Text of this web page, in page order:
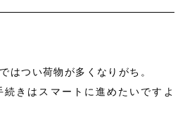
はつい荷物が多くなりがち。
きはスマートに進めたいですよ